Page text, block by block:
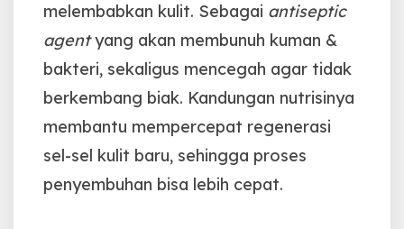
melembabkan kulit. Sebagai antiseptic
agentyang akan membunuh kuman &
bakteri, sekaligus mencegah agar tidak
berkembang biak. Kandungan nutrisinya
membantu mempercepat regenerasi
sel-sel kulit baru, sehingga proses
penyembuhan bisa lebih cepat.